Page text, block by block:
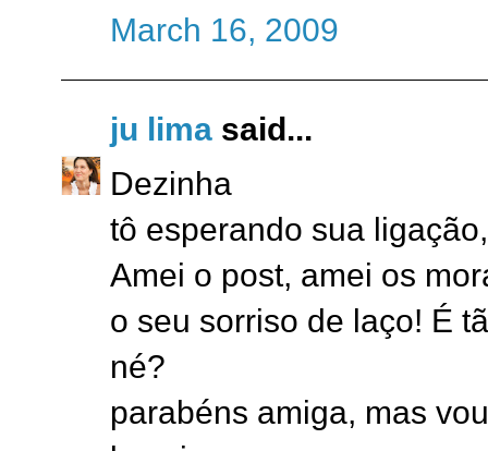
March 16, 2009
ju lima said...
Dezinha
tô esperando sua
Amei o post, amei os
o seu sorriso de laço! É
né?
parabéns amiga, mas